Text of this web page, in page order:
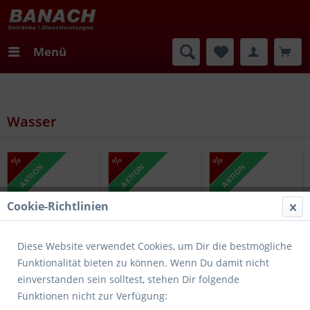
Menü
Wasser
AKTION AKTION
AKTION
Cookie-Richtlinien
Diese Website verwendet Cookies, um Dir die bestmögliche
Funktionalität bieten zu können. Wenn Du damit nicht
einverstanden sein solltest, stehen Dir folgende
Funktionen nicht zur Verfügung: